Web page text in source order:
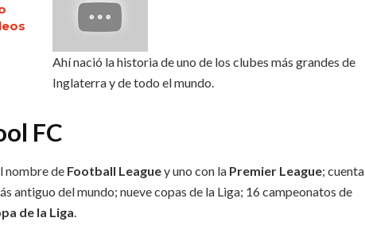
Ahí nació la historia de uno de los clubes más grandes de
Inglaterra y de todo el mundo.
FC
nombre de Football Leaguey uno con la Premier League; cuenta
antiguo del mundo; nueve copas de la Liga; 16 campeonatos de
de la Liga.